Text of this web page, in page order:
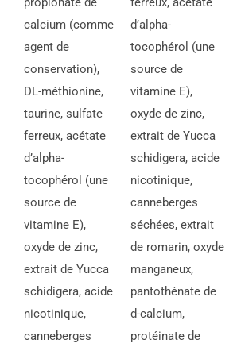
calcium (comme
agent de
conservation),
DL-méthionine,
taurine, sulfate
ferreux, acétate
d’alpha-
tocophérol (une
source de
vitamine E),
oxyde de zinc,
extrait de Yucca
schidigera, acide
nicotinique,
canneberges
d’alpha-
tocophérol (une
source de
vitamine E),
oxyde de zinc,
extrait de Yucca
schidigera, acide
nicotinique,
canneberges
séchées, extrait
de romarin, oxyde
manganeux,
pantothénate de
d-calcium,
protéinate de